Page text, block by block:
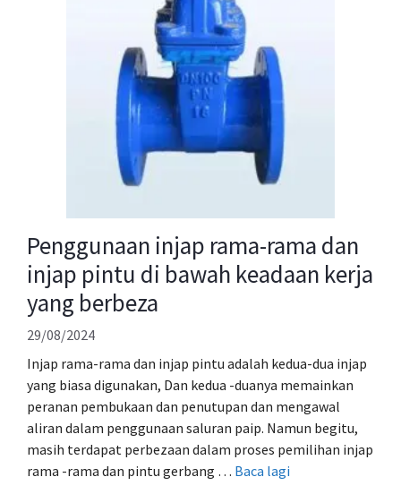
Penggunaan injap rama-rama dan
injap pintu di bawah keadaan kerja
yang berbeza
29/08/2024
Injap rama-rama dan injap pintu adalah kedua-dua injap
yang biasa digunakan, Dan kedua -duanya memainkan
peranan pembukaan dan penutupan dan mengawal
aliran dalam penggunaan saluran paip. Namun begitu,
masih terdapat perbezaan dalam proses pemilihan injap
rama -rama dan pintu gerbang … Baca lagi